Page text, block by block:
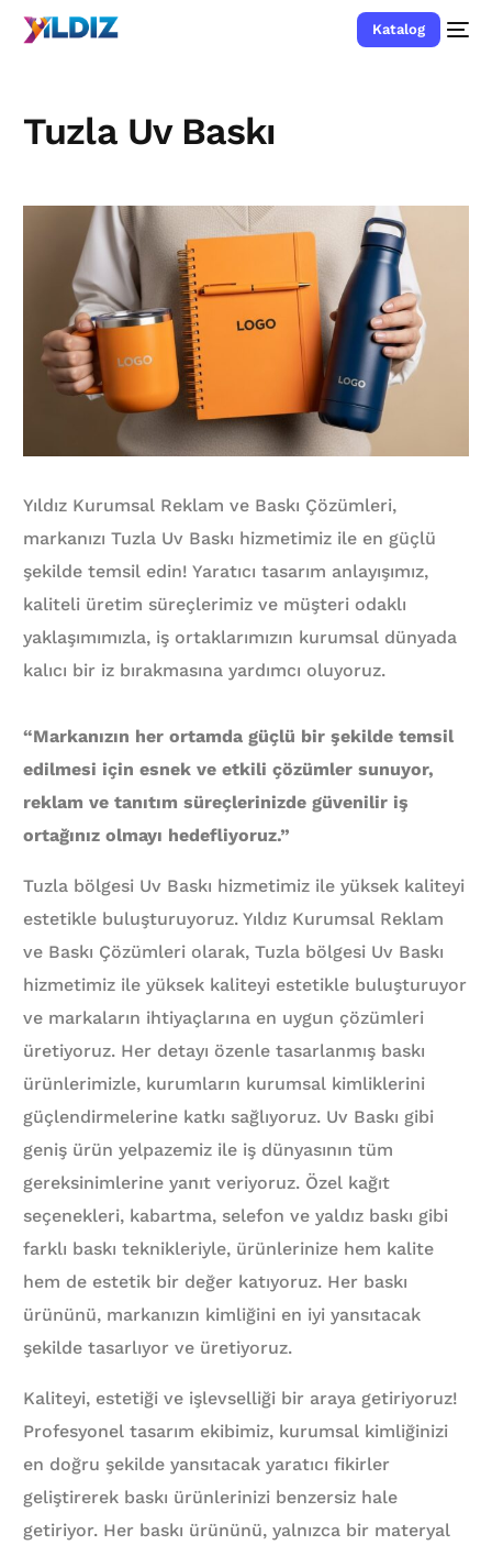
Katalog
Tuzla Uv Baskı
Yıldız Kurumsal Reklam ve Baskı Çözümleri,
markanızı Tuzla Uv Baskı hizmetimiz ile en güçlü
şekilde temsil edin! Yaratıcı tasarım anlayışımız,
kaliteli üretim süreçlerimiz ve müşteri odaklı
yaklaşımımızla, iş ortaklarımızın kurumsal dünyada
kalıcı bir iz bırakmasına yardımcı oluyoruz.
“Markanızın her ortamda güçlü bir şekilde temsil
edilmesi için esnek ve etkili çözümler sunuyor,
reklam ve tanıtım süreçlerinizde güvenilir iş
ortağınız olmayı hedefliyoruz.”
Tuzla bölgesi Uv Baskı hizmetimiz ile yüksek kaliteyi
estetikle buluşturuyoruz. Yıldız Kurumsal Reklam
ve Baskı Çözümleri olarak, Tuzla bölgesi Uv Baskı
hizmetimiz ile yüksek kaliteyi estetikle buluşturuyor
ve markaların ihtiyaçlarına en uygun çözümleri
üretiyoruz. Her detayı özenle tasarlanmış baskı
ürünlerimizle, kurumların kurumsal kimliklerini
güçlendirmelerine katkı sağlıyoruz. Uv Baskı gibi
geniş ürün yelpazemiz ile iş dünyasının tüm
gereksinimlerine yanıt veriyoruz. Özel kağıt
seçenekleri, kabartma, selefon ve yaldız baskı gibi
farklı baskı teknikleriyle, ürünlerinize hem kalite
hem de estetik bir değer katıyoruz. Her baskı
ürününü, markanızın kimliğini en iyi yansıtacak
şekilde tasarlıyor ve üretiyoruz.
Kaliteyi, estetiği ve işlevselliği bir araya getiriyoruz!
Profesyonel tasarım ekibimiz, kurumsal kimliğinizi
en doğru şekilde yansıtacak yaratıcı fikirler
geliştirerek baskı ürünlerinizi benzersiz hale
getiriyor. Her baskı ürününü, yalnızca bir materyal